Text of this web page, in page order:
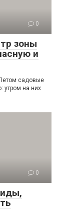
0
зоны
и
садовые
утром на них
0